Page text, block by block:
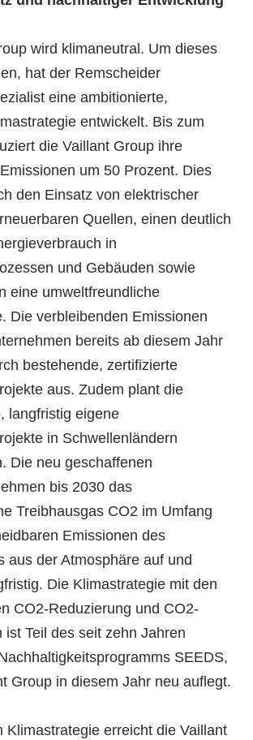
wird klimaneutral. Um dieses
hat der Remscheider
eine ambitionierte,
entwickelt. Bis zum
die Vaillant Group ihre
um 50 Prozent. Dies
den Einsatz von elektrischer
Quellen, einen deutlich
in
und Gebäuden sowie
eine umweltfreundliche
Die verbleibenden Emissionen
bereits ab diesem Jahr
bestehende, zertifizierte
aus. Zudem plant die
langfristig eigene
in Schwellenländern
Die neu geschaffenen
bis 2030 das
Treibhausgas CO2 im Umfang
Emissionen des
aus der Atmosphäre auf und
Die Klimastrategie mit den
CO2-Reduzierung und CO2-
ist Teil des seit zehn Jahren
SEEDS,
Group in diesem Jahr neu auflegt.
Klimastrategie erreicht die Vaillant